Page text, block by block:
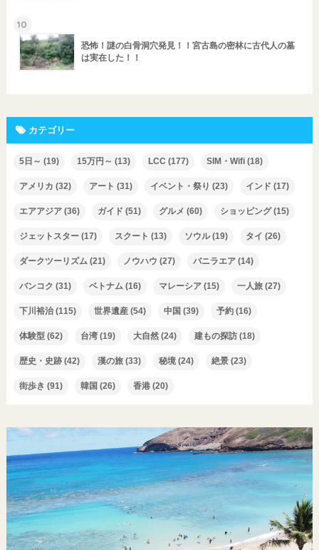
10
恐怖！謎の白骨洞穴発見！！宮古島の密林に古代人の墓
は実在した！！
カテゴリー
5日～ (19) 15万円～ (13) LCC (177) SIM・Wifi(18)
アメリカ (32) アート (31) イベント・祭り (23) インド (17)
エアアジア(36) ガイド (51) グルメ (60) ショッピング(15)
ジェットスター(17) スクート (13) ソウル(19) タイ (26)
ダークツーリズム (21) ノウハウ (27) バニラエア(14)
バンコク (31) ベトナム (16) マレーシア(15) 一人旅(27)
下川裕治(115) 世界遺産(54) 中国 (39) 予約(16)
体験型(62) 台湾(19) 大自然(24) 建もの探訪(18)
歴史・史跡(42) 漢の旅(33) 秘境(24) 絶景(23)
街歩き (91) 韓国 (26) 香港(20)